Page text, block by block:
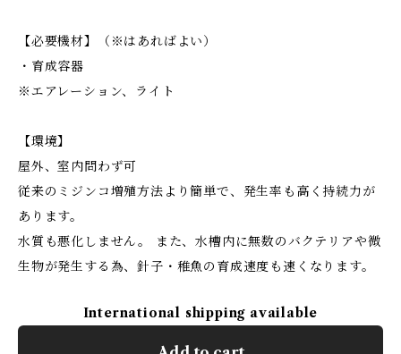
【必要機材】（※はあればよい）
・育成容器
※エアレーション、ライト
【環境】
屋外、室内問わず可
従来のミジンコ増殖方法より簡単で、発生率も高く持続力が
あります。
水質も悪化しません。 また、水槽内に無数のバクテリアや微
生物が発生する為、針子・稚魚の育成速度も速くなります。
International shipping available